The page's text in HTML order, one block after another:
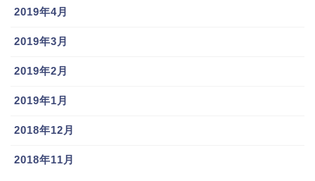
2019年4月
2019年3月
2019年2月
2019年1月
2018年12月
2018年11月